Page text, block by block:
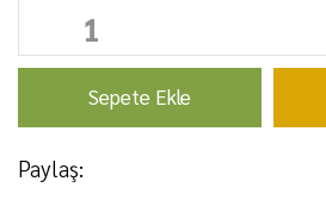
Sepete Ekle
Paylaş: